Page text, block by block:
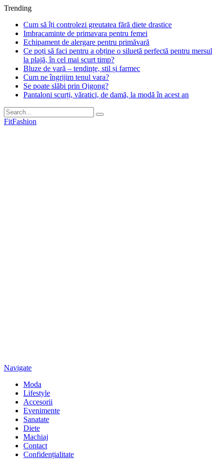
Trending
Cum să îți controlezi greutatea fără diete drastice
Imbracaminte de primavara pentru femei
Echipament de alergare pentru primăvară
Ce poți să faci pentru a obține o siluetă perfectă pentru mersul
la plajă, în cel mai scurt timp?
Bluze de vară – tendințe, stil și farmec
Cum ne îngrijim tenul vara?
Se poate slăbi prin Qigong?
Pantaloni scurți, văratici, de damă, la modă în acest an
FitFashion
Navigate
Moda
Lifestyle
Accesorii
Evenimente
Sanatate
Diete
Machiaj
Contact
Confidențialitate